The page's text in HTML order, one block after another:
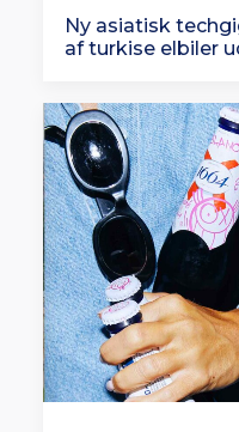
Ny asiatisk
af turkise elbiler